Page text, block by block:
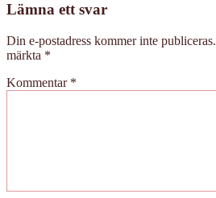
Lämna ett svar
Din e-postadress kommer inte publiceras.
märkta *
Kommentar *